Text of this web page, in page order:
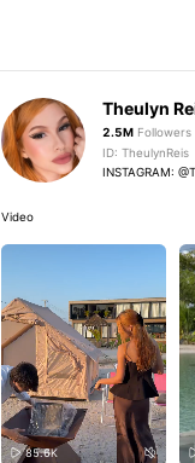
Theulyn
2.5M
ID: TheulynReis
INSTAGRAM:
Video
85.6K